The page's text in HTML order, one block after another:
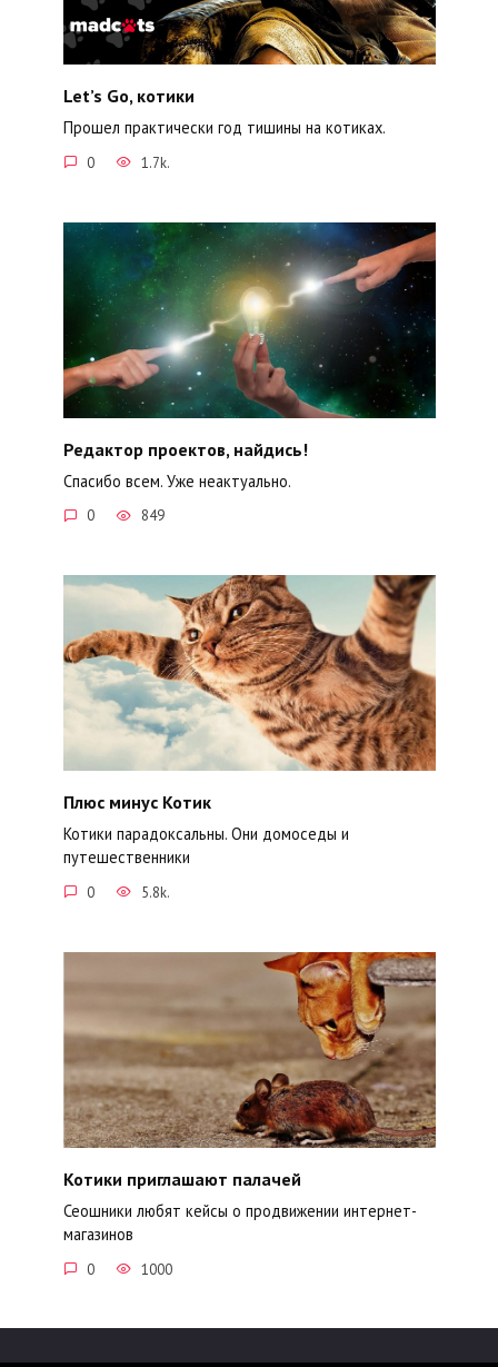
Let’s Go, котики
Прошел практически год тишины на котиках.
0 1.7k.
Редактор проектов, найдись!
Спасибо всем. Уже неактуально.
0 849
Плюс минус Котик
Котики парадоксальны. Они домоседы и
путешественники
0 5.8k.
Котики приглашают палачей
Сеошники любят кейсы о продвижении интернет-
магазинов
0 1000